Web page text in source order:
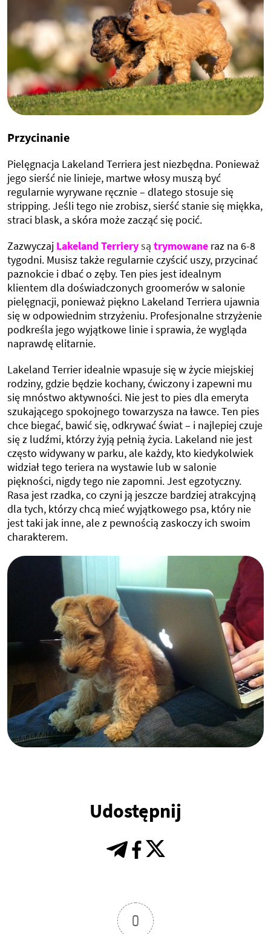
Przycinanie
Pielęgnacja Lakeland Terriera jest niezbędna. Ponieważ
jego sierść nie linieje, martwe włosy muszą być
regularnie wyrywane ręcznie – dlatego stosuje się
stripping. Jeśli tego nie zrobisz, sierść stanie się miękka,
straci blask, a skóra może zacząć się pocić.
Zazwyczaj Lakeland Terrierysą trymowane raz na 6-8
tygodni. Musisz także regularnie czyścić uszy, przycinać
paznokcie i dbać o zęby. Ten pies jest idealnym
klientem dla doświadczonych groomerów w salonie
pielęgnacji, ponieważ piękno Lakeland Terriera ujawnia
się w odpowiednim strzyżeniu. Profesjonalne strzyżenie
podkreśla jego wyjątkowe linie i sprawia, że wygląda
naprawdę elitarnie.
Lakeland Terrier idealnie wpasuje się w życie miejskiej
rodziny, gdzie będzie kochany, ćwiczony i zapewni mu
się mnóstwo aktywności. Nie jest to pies dla emeryta
szukającego spokojnego towarzysza na ławce. Ten pies
chce biegać, bawić się, odkrywać świat – i najlepiej czuje
się z ludźmi, którzy żyją pełnią życia. Lakeland nie jest
często widywany w parku, ale każdy, kto kiedykolwiek
widział tego teriera na wystawie lub w salonie
piękności, nigdy tego nie zapomni. Jest egzotyczny.
Rasa jest rzadka, co czyni ją jeszcze bardziej atrakcyjną
dla tych, którzy chcą mieć wyjątkowego psa, który nie
jest taki jak inne, ale z pewnością zaskoczy ich swoim
charakterem.
Udostępnij
0